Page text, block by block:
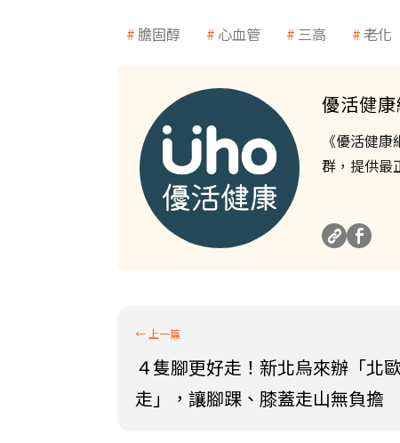
膽固醇 心血管 三高 老化
優活健康
《優活健
群，提供最
４隻腳更好走！新北烏來辦「北
走」，讓腳踝、膝蓋走山無負擔